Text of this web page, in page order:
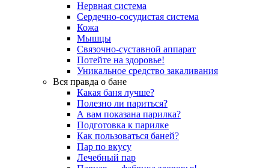
Нервная система
Сердечно-сосудистая система
Кожа
Мышцы
Связочно-суставной аппарат
Потейте на здоровье!
Уникальное средство закаливания
Вся правда о бане
Какая баня лучше?
Полезно ли париться?
А вам показана парилка?
Подготовка к парилке
Как пользоваться баней?
Пар по вкусу
Лечебный пар